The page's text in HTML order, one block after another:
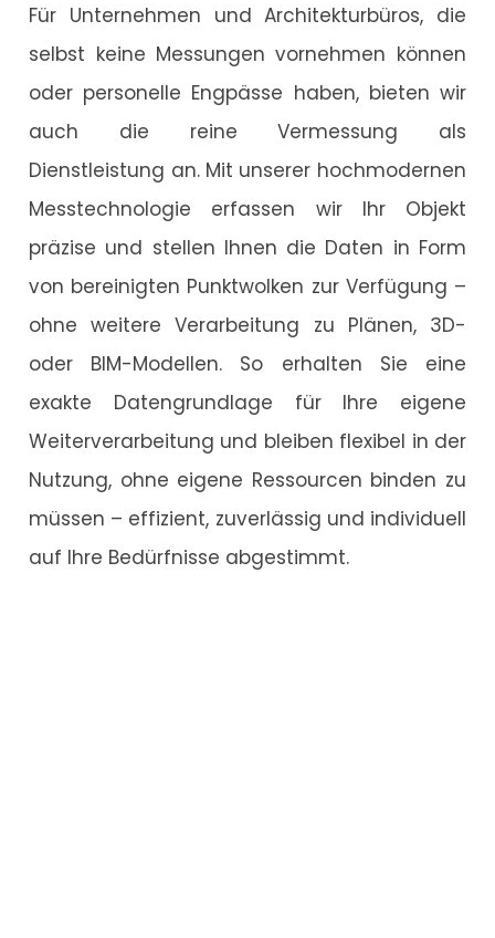
Für Unternehmen und Architekturbüros, die
selbst keine Messungen vornehmen können
oder personelle Engpässe haben, bieten wir
auch die reine Vermessung als
Dienstleistung an. Mit unserer hochmodernen
Messtechnologie erfassen wir Ihr Objekt
präzise und stellen Ihnen die Daten in Form
von bereinigten Punktwolken zur Verfügung –
ohne weitere Verarbeitung zu Plänen, 3D-
oder BIM-Modellen. So erhalten Sie eine
exakte Datengrundlage für Ihre eigene
Weiterverarbeitung und bleiben flexibel in der
Nutzung, ohne eigene Ressourcen binden zu
müssen – effizient, zuverlässig und individuell
auf Ihre Bedürfnisse abgestimmt.